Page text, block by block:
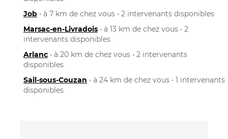
Job • à 7 km de chez vous • 2 intervenants disponibles
Marsac-en-Livradois • à 13 km de chez vous • 2
intervenants disponibles
Arlanc • à 20 km de chez vous • 2 intervenants
disponibles
Sail-sous-Couzan • à 24 km de chez vous • 1 intervenants
disponibles